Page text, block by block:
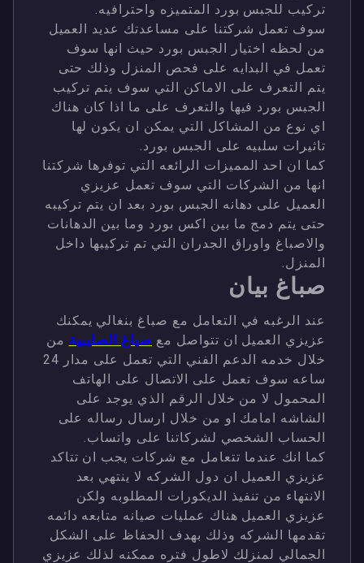
تركيب للجبس بورد المتميزه واحترافيه.
سوف تعمل شركتنا على مساعدتك عديد العميل
من لحظه اختيار الجبس بورد حيث انها سوف
تعمل في البدايه على فحص المنزل وذلك حتى
يتم التعرف على الاماكن التي سوف يتم تركيب
الجبس بورد فيها والتعرف على ما اذا كان هناك
اي نوع من المشاكل التي يمكن ان يكون لها
تاثيرات سلبيه على الجبس بورد.
كما ان احد المميزات الرائعه التي توفرها شركتنا
انها من الشركات التي سوف تعمل عزيزي
العميل على دهانه الجبس بورد بعد ان يتم تركيبه
حتى يتم دمج ما بين اكس بورد وما بين الدهانات
والاصباغ واوراق الجدران التي تم تركيبها داخل
المنزل.
صباغ بيان
عند الرغبه في التعامل مع صباغ بنغالي يمكنك
عزيزي العميل ان تتواصل معصباغ الصليبيةمن
خلال خدمه الدعم الفني التي تعمل على مدار 24
ساعه سوف تعمل على الاتصال على الهاتف
المحمول لا من خلال الرقم الذي يوجد على
الشاشه امامك او من خلال ارسال رساله على
الحساب الشخصي لشركاتنا على واتساب.
كما انك عندما تتعامل مع شركات يجب ان تتاكد
عزيزي العميل ان دول الشركه لا ينتهي بعد
الانتهاء من تنفيذ الديكورات المطلوبه ولكن
عزيزي العميل هناك عمليات صيانه متابعه دائمه
تقدمها الشركه وذلك بهدف الحفاظ على الشكل
الجمالي لمنزلك لاطول فتره ممكنه لذلك عزيزي